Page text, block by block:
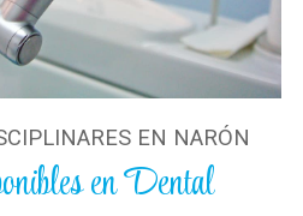
EN NARÓN
en Dental